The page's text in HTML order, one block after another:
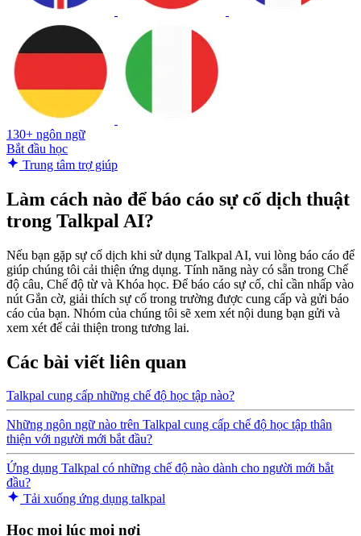
130+ ngôn ngữ
Bắt đầu học
Trung tâm trợ giúp
Làm cách nào để báo cáo sự cố dịch thuật
trong Talkpal AI?
Nếu bạn gặp sự cố dịch khi sử dụng Talkpal AI, vui lòng báo cáo để
giúp chúng tôi cải thiện ứng dụng. Tính năng này có sẵn trong Chế
độ câu, Chế độ từ và Khóa học. Để báo cáo sự cố, chỉ cần nhấp vào
nút Gắn cờ, giải thích sự cố trong trường được cung cấp và gửi báo
cáo của bạn. Nhóm của chúng tôi sẽ xem xét nội dung bạn gửi và
xem xét để cải thiện trong tương lai.
Các bài viết liên quan
Talkpal cung cấp những chế độ học tập nào?
Những ngôn ngữ nào trên Talkpal cung cấp chế độ học tập thân
thiện với người mới bắt đầu?
Ứng dụng Talkpal có những chế độ nào dành cho người mới bắt
đầu?
Tải xuống ứng dụng talkpal
Học mọi lúc mọi nơi